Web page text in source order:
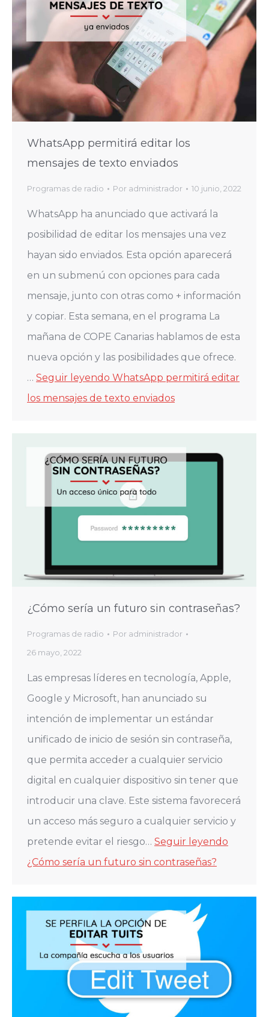
WhatsApp permitirá editar los
mensajes de texto enviados
Programas de radio Por administrador 10 junio, 2022
WhatsApp ha anunciado que activará la
posibilidad de editar los mensajes una vez
hayan sido enviados. Esta opción aparecerá
en un submenú con opciones para cada
mensaje, junto con otras como + información
y copiar. Esta semana, en el programa La
mañana de COPE Canarias hablamos de esta
nueva opción y las posibilidades que ofrece.
… Seguir leyendo WhatsApp permitirá editar
los mensajes de texto enviados
¿Cómo sería un futuro sin contraseñas?
Programas de radio Por administrador
26 mayo, 2022
Las empresas líderes en tecnología, Apple,
Google y Microsoft, han anunciado su
intención de implementar un estándar
unificado de inicio de sesión sin contraseña,
que permita acceder a cualquier servicio
digital en cualquier dispositivo sin tener que
introducir una clave. Este sistema favorecerá
un acceso más seguro a cualquier servicio y
pretende evitar el riesgo… Seguir leyendo
¿Cómo sería un futuro sin contraseñas?